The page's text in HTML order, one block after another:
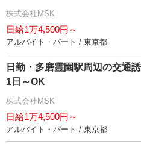
株式会社MSK
日給1万4,500円～
アルバイト・パート / 東京都
日勤・多磨霊園駅周辺の交通
1日～OK
株式会社MSK
日給1万4,500円～
アルバイト・パート / 東京都